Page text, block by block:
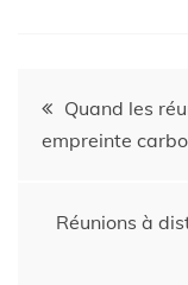
Quand les
empreinte
Réunions à